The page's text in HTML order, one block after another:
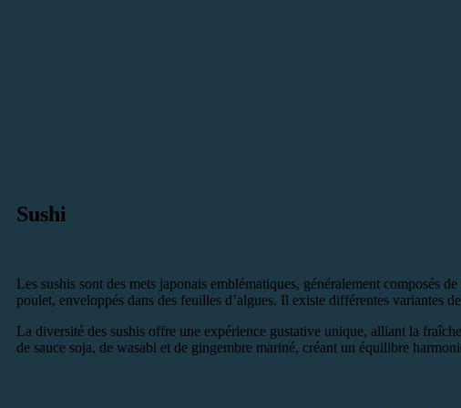
Sushi
Les sushis sont des mets japonais emblématiques, généralement composés
poulet, enveloppés dans des feuilles d’algues. Il existe différentes variantes
La diversité des sushis offre une expérience gustative unique, alliant la
de sauce soja, de wasabi et de gingembre mariné, créant un équilibre